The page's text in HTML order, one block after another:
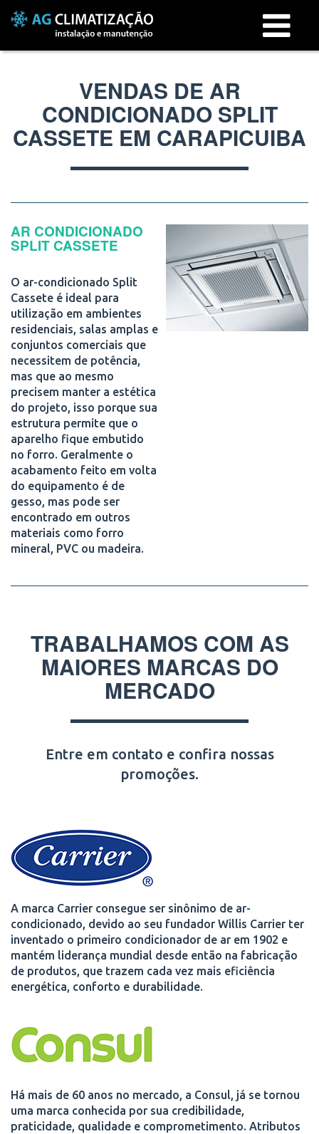
Menu
VENDAS DE AR
CONDICIONADO SPLIT
CASSETE EM CARAPICUIBA
AR CONDICIONADO
SPLIT CASSETE
O ar-condicionado Split
Cassete é ideal para
utilização em ambientes
residenciais, salas amplas e
conjuntos comerciais que
necessitem de potência,
mas que ao mesmo
precisem manter a estética
do projeto, isso porque sua
estrutura permite que o
aparelho fique embutido
no forro. Geralmente o
acabamento feito em volta
do equipamento é de
gesso, mas pode ser
encontrado em outros
materiais como forro
mineral, PVC ou madeira.
TRABALHAMOS COM AS
MAIORES MARCAS DO
MERCADO
Entre em contato e confira nossas
promoções.
A marca Carrier consegue ser sinônimo de ar-
condicionado, devido ao seu fundador Willis Carrier ter
inventado o primeiro condicionador de ar em 1902 e
mantém liderança mundial desde então na fabricação
de produtos, que trazem cada vez mais eficiência
energética, conforto e durabilidade.
Há mais de 60 anos no mercado, a Consul, já se tornou
uma marca conhecida por sua credibilidade,
praticidade, qualidade e comprometimento. Atributos